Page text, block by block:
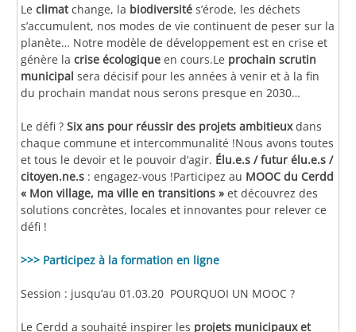
Leclimatchange, la biodiversité s’érode, les déchets
s’accumulent, nos modes de vie continuent de peser sur la
planète… Notre modèle de développement est en crise et
génère lacrise écologique en cours.Le prochain scrutin
municipal sera décisif pour les années à venir et à la fin
du prochain mandat nous serons presque en 2030…
Le défi ?Six ans pour réussir des projets ambitieuxdans
chaque commune et intercommunalité !Nous avons toutes
et tous le devoir et le pouvoir d’agir. Élu.e.s / futur élu.e.s /
citoyen.ne.s : engagez-vous !Participez au MOOC du Cerdd
« Mon village, ma ville en transitions » et découvrez des
solutions concrètes, locales et innovantes pour relever ce
défi !
>>> Participez à la formation en ligne
Session : jusqu’au 01.03.20 POURQUOI UN MOOC ?
Le Cerdd a souhaité inspirer les projets municipaux et